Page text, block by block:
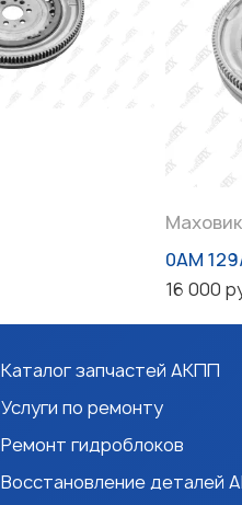
0AM
16 000
Каталог запчастей АКПП
Услуги по ремонту
Ремонт гидроблоков
Восстановление деталей